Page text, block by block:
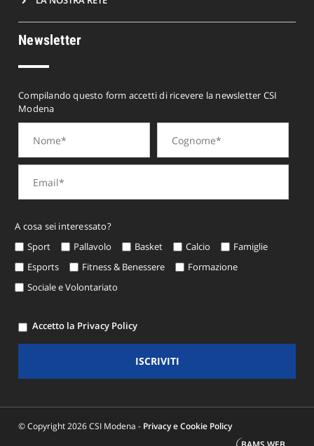
Newsletter
Compilando questo form accetti di ricevere la newsletter CSI
Modena
A cosa sei interessato?
Sport
Pallavolo Basket Calcio
Famiglie
Esports
Fitness & Benessere
Formazione
Sociale e Volontariato
Accetto la Privacy Policy
ISCRIVITI
© Copyright 2026 CSI Modena - Privacy e Cookie Policy